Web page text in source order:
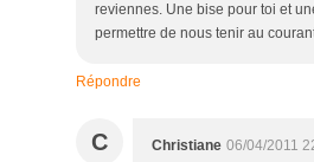
reviennes. Une bise pour toi et
permettre de nous tenir au
Répondre
C Christiane 06/04/2011